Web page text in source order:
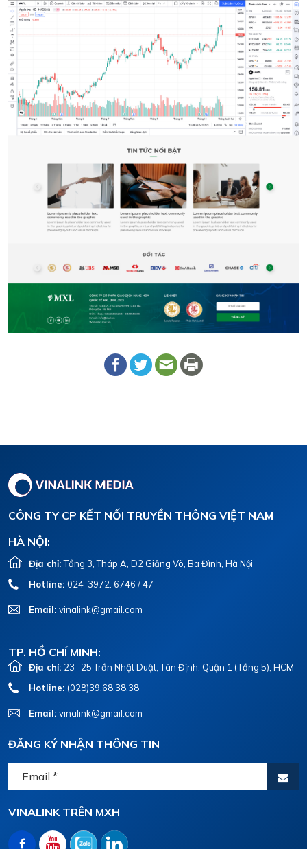
CÔNG TY CP KẾT NỐI TRUYỀN THÔNG VIỆT NAM
HÀ NỘI:
Địa chỉ:Tầng 3, Tháp A, D2 Giảng Võ, Ba Đình, Hà Nội
Hotline: 024-3972. 6746 / 47
Email: vinalink@gmail.com
TP. HỒ CHÍ MINH:
Địa chỉ: 23 -25 Trần Nhật Duật, Tân Định, Quận 1 (Tầng 5), HCM
Hotline: (028)39.68.38.38
Email: vinalink@gmail.com
ĐĂNG KÝ NHẬN THÔNG TIN
VINALINK TRÊN MXH